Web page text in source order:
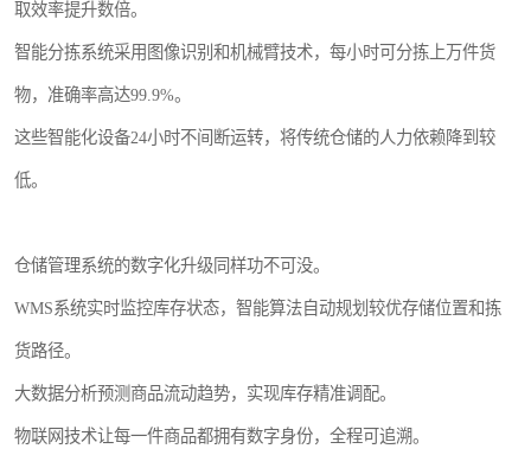
取效率提升数倍。
智能分拣系统采用图像识别和机械臂技术，每小时可分拣上万件货
物，准确率高达99.9%。
这些智能化设备24小时不间断运转，将传统仓储的人力依赖降到较
低。
仓储管理系统的数字化升级同样功不可没。
WMS系统实时监控库存状态，智能算法自动规划较优存储位置和拣
货路径。
大数据分析预测商品流动趋势，实现库存精准调配。
物联网技术让每一件商品都拥有数字身份，全程可追溯。